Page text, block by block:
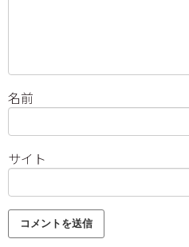
名前
サイト